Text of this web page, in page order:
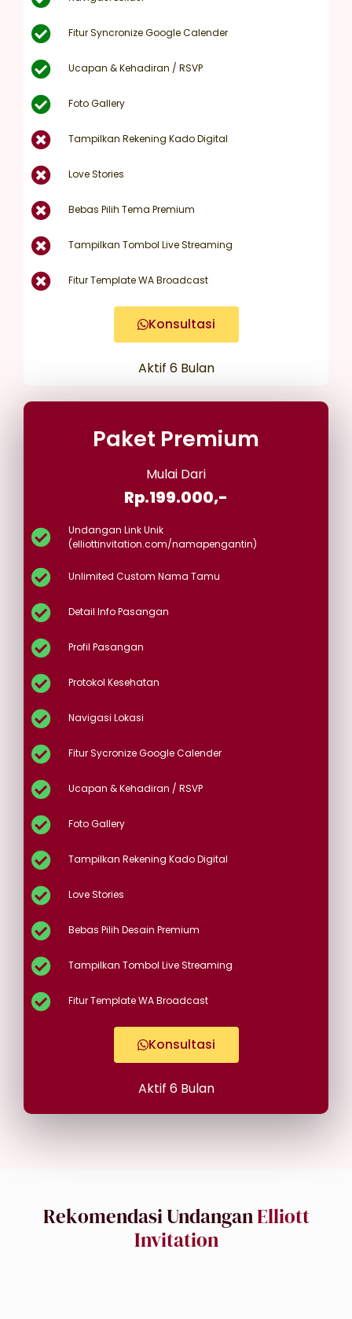
Fitur Syncronize Google Calender
Ucapan & Kehadiran / RSVP
Foto Gallery
Tampilkan Rekening Kado Digital
Love Stories
Bebas Pilih Tema Premium
Tampilkan Tombol Live Streaming
Fitur Template WA Broadcast
Konsultasi
Aktif 6 Bulan
Paket Premium
Mulai Dari
Rp.199.000,-
Undangan Link Unik
(elliottinvitation.com/namapengantin)
Unlimited Custom Nama Tamu
Detail Info Pasangan
Profil Pasangan
Protokol Kesehatan
Navigasi Lokasi
Fitur Sycronize Google Calender
Ucapan & Kehadiran / RSVP
Foto Gallery
Tampilkan Rekening Kado Digital
Love Stories
Bebas Pilih Desain Premium
Tampilkan Tombol Live Streaming
Fitur Template WA Broadcast
Konsultasi
Aktif 6 Bulan
Rekomendasi UndanganElliott
Invitation